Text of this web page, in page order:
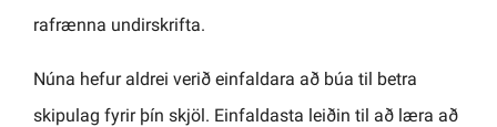
rafrænna undirskrifta.
Núna hefur aldrei verið einfaldara að búa til betra
skipulag fyrir þín skjöl. Einfaldasta leiðin til að læra að